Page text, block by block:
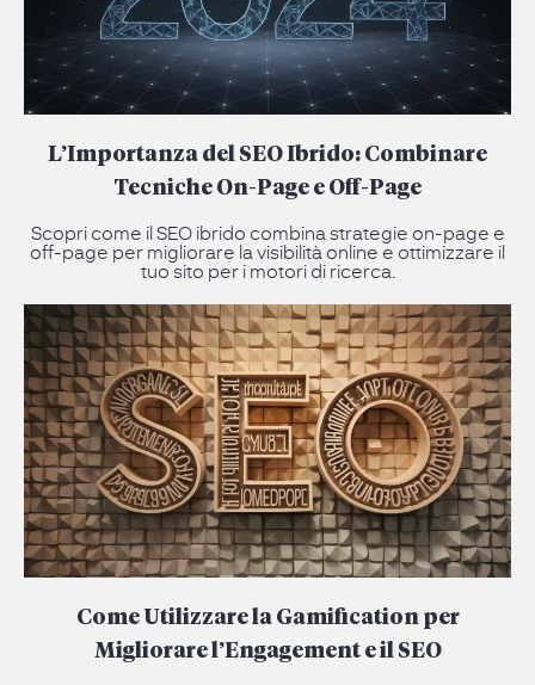
L’Importanza del SEO Ibrido: Combinare
Tecniche On-Page e Off-Page
Scopri come il SEO ibrido combina strategie on-page e
off-page per migliorare la visibilità online e ottimizzare il
tuo sito per i motori di ricerca.
Come Utilizzare la Gamification per
Migliorare l’Engagement e il SEO